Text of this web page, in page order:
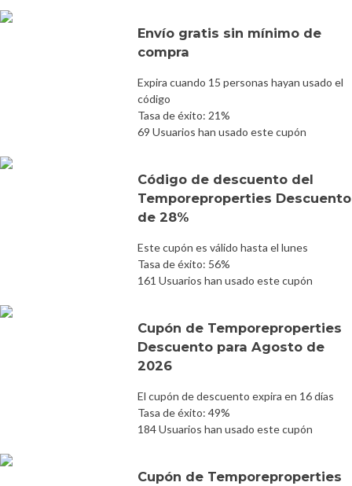
Envío gratis sin mínimo de
compra
Expira cuando 15 personas hayan usado el
código
Tasa de éxito: 21%
69 Usuarios han usado este cupón
Código de descuento del
Temporeproperties Descuento
de 28%
Este cupón es válido hasta el lunes
Tasa de éxito: 56%
161 Usuarios han usado este cupón
Cupón de Temporeproperties
Descuento para Agosto de
2026
El cupón de descuento expira en 16 días
Tasa de éxito: 49%
184 Usuarios han usado este cupón
Cupón de Temporeproperties